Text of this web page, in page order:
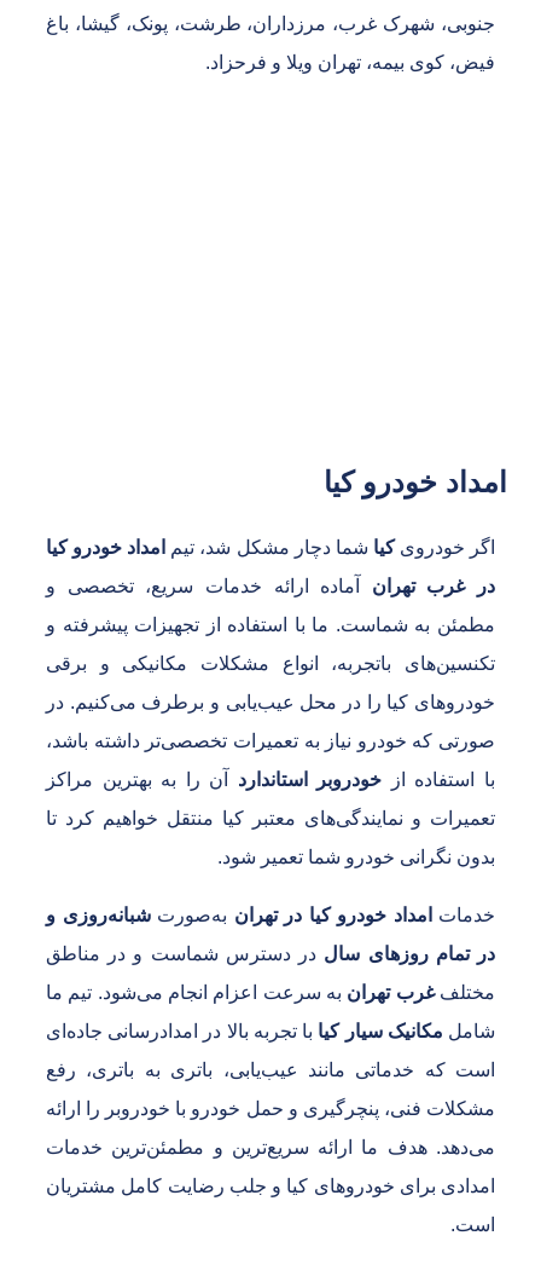
شهرک غرب، مرزداران، طرشت، پونک، گیشا، باغ
کوی بیمه، تهران ویلا و فرحزاد.
خودرو کیا
خودرویکیا شما دچار مشکل شد، تیمامداد خودرو کیا
غرب تهران آماده ارائه خدمات سریع، تخصصی و
به شماست. ما با استفاده از تجهیزات پیشرفته و
باتجربه، انواع مشکلات مکانیکی و برقی
کیا را در محل عیب‌یابی و برطرف می‌کنیم. در
که خودرو نیاز به تعمیرات تخصصی‌تر داشته باشد،
استفاده ازخودروبر استانداردآن را به بهترین مراکز
و نمایندگی‌های معتبر کیا منتقل خواهیم کرد تا
نگرانی خودرو شما تعمیر شود.
امداد خودرو کیا در تهران به‌صورتشبانه‌روزی و
تمام روزهای سالدر دسترس شماست و در مناطق
غرب تهرانبه سرعت اعزام انجام می‌شود. تیم ما
مکانیک سیار کیابا تجربه بالا در امدادرسانی جاده‌ای
که خدماتی مانند عیب‌یابی، باتری به باتری، رفع
فنی، پنچرگیری و حمل خودرو با خودروبر را ارائه
هدف ما ارائه سریع‌ترین و مطمئن‌ترین خدمات
برای خودروهای کیا و جلب رضایت کامل مشتریان